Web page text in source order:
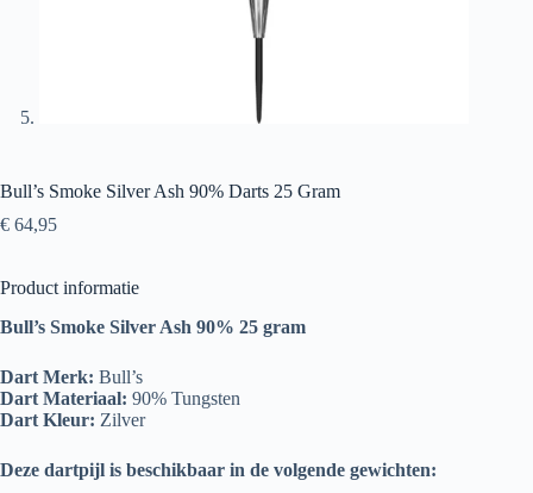
Bull’s Smoke Silver Ash 90% Darts 25 Gram
€ 64,95
Product informatie
Bull’s Smoke Silver Ash 90% 25 gram
Dart Merk: Bull’s
Dart Materiaal: 90% Tungsten
Dart Kleur: Zilver
Deze dartpijl is beschikbaar in de volgende gewichten: